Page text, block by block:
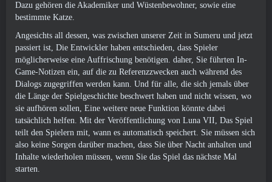
Dazu gehören die Akademiker und Wüstenbewohner, sowie eine
bestimmte Katze.
Angesichts all dessen, was zwischen unserer Zeit in Sumeru und jetzt
passiert ist, Die Entwickler haben entschieden, dass Spieler
möglicherweise eine Auffrischung benötigen. daher, Sie führten In-
Game-Notizen ein, auf die zu Referenzzwecken auch während des
Dialogs zugegriffen werden kann. Und für alle, die sich jemals über
die Länge der Spielgeschichte beschwert haben und nicht wissen, wo
sie aufhören sollen, Eine weitere neue Funktion könnte dabei
tatsächlich helfen. Mit der Veröffentlichung von Luna VII, Das Spiel
teilt den Spielern mit, wann es automatisch speichert. Sie müssen sich
also keine Sorgen darüber machen, dass Sie über Nacht anhalten und
Inhalte wiederholen müssen, wenn Sie das Spiel das nächste Mal
starten.